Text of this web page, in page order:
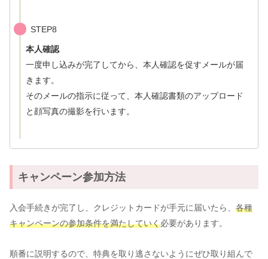
STEP8
本人確認
一度申し込みが完了してから、本人確認を促すメールが届
きます。
そのメールの指示に従って、本人確認書類のアップロード
と顔写真の撮影を行います。
キャンペーン参加方法
入会手続きが完了し、クレジットカードが手元に届いたら、 各種
キャンペーンの参加条件を満たしていく必要があります。
順番に説明するので、特典を取り逃さないようにぜひ取り組んで